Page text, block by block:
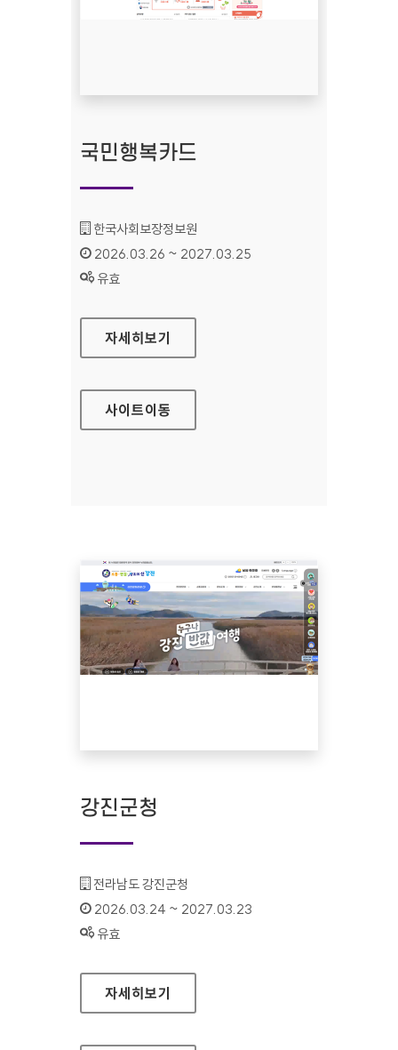
국민행복카드
기관명 :
한국사회보장정보원
인증기간 :
2026.03.26 ~ 2027.03.25
상태 :
유효
국민행복카드
자세히보기
사이트이동
강진군청
기관명 :
전라남도 강진군청
인증기간 :
2026.03.24 ~ 2027.03.23
상태 :
유효
강진군청
자세히보기